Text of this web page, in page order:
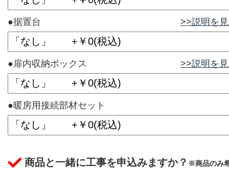
●据置台 >>説明を
●扉内収納ボックス >>説明を
●暖房用接続部材セット
商品と一緒に工事を申込みますか？ ※商品のみ